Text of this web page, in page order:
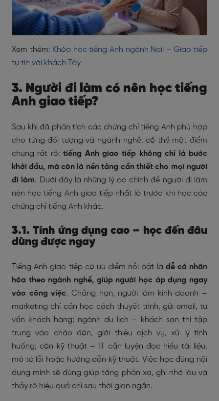
Xem thêm: Khóa học tiếng Anh ngành Nail – Giao tiếp
tự tin với khách Tây
3. Người đi làm có nên học tiếng
Anh giao tiếp?
Sau khi đã phân tích các chứng chỉ tiếng Anh phù hợp
cho từng đối tượng và ngành nghề, có thể một điểm
chung rất rõ:tiếng Anh giao tiếp không chỉ là bước
khởi đầu, mà còn là nền tảng cần thiết cho mọi người
đi làm. Dưới đây là những lý do chính để người đi làm
nên học tiếng Anh giao tiếp nhất là trước khi học các
chứng chỉ tiếng Anh khác.
3.1. Tính ứng dụng cao – học đến đâu
dùng được ngay
Tiếng Anh giao tiếp có ưu điểm nổi bật là dễ cá nhân
hóa theo ngành nghề, giúp người học áp dụng ngay
vào công việc. Chẳng hạn, người làm kinh doanh –
marketing chỉ cần học cách thuyết trình, gửi email, tư
vấn khách hàng; ngành du lịch – khách sạn thì tập
trung vào chào đón, giới thiệu dịch vụ, xử lý tình
huống; còn kỹ thuật – IT cần luyện đọc hiểu tài liệu,
mô tả lỗi hoặc hướng dẫn kỹ thuật. Việc học đúng nội
dung mình sẽ dùng giúp tăng phản xạ, ghi nhớ lâu và
thấy rõ hiệu quả chỉ sau thời gian ngắn.